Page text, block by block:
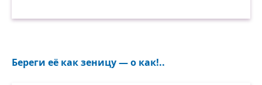
Береги её как зеницу — о как!..